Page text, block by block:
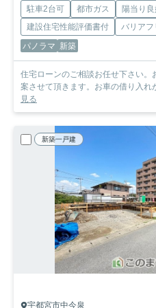
駐車2台可 都市ガス 陽当り
建設住宅性能評価書付
バリアフ
パノラマ 新築
住宅ローンのご相談お任せ下さい
案させて頂きます。お車の借り入れ
見る
新築一戸建
宇都宮市中今泉